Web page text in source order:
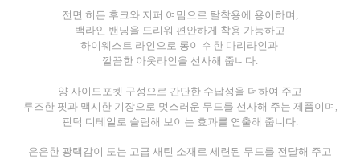
전면 히든 후크와 지퍼 여밈으로 탈착용에 용이하며,
백라인 밴딩을 드리워 편안하게 착용 가능하고
하이웨스트 라인으로 롱이 쉬한 다리라인과
깔끔한 아웃라인을 선사해 줍니다.
양 사이드포켓 구성으로 간단한 수납성을 더하여 주고
루즈한 핏과 맥시한 기장으로 멋스러운 무드를 선사해 주는 제품이며,
핀턱 디테일로 슬림해 보이는 효과를 연출해 줍니다.
은은한 광택감이 도는 고급 새틴 소재로 세련된 무드를 전달해 주고